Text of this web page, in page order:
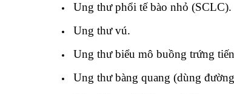
Ung thư phổi tế bào nhỏ (SCLC).
Ung thư vú.
Ung thư biểu mô buồng trứng
Ung thư bàng quang (dùng